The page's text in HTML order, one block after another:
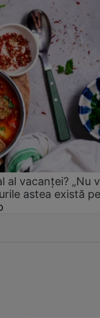
al vacanței? „Nu
astea există